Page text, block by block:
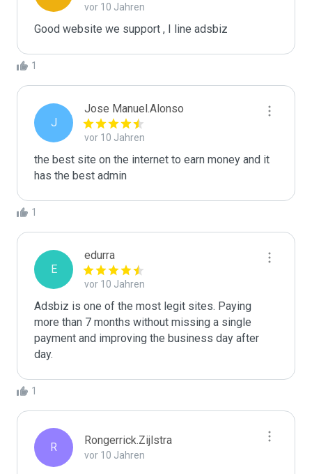
vor 10 Jahren
Good website we support , I line adsbiz
1
J
Jose Manuel.Alonso
vor 10 Jahren
the best site on the internet to earn money and it
has the best admin
1
E
edurra
vor 10 Jahren
Adsbiz is one of the most legit sites. Paying
more than 7 months without missing a single
payment and improving the business day after
day.
1
R
Rongerrick.Zijlstra
vor 10 Jahren